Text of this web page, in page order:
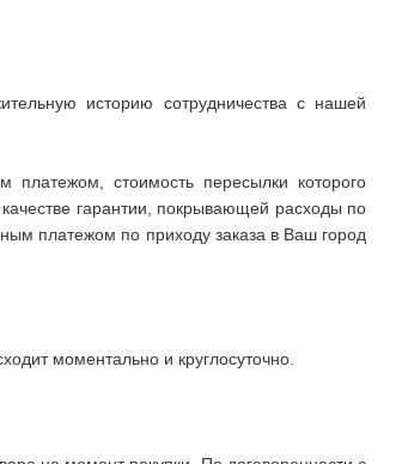
историю сотрудничества с нашей
стоимость пересылки которого
гарантии, покрывающей расходы по
платежом по приходу заказа в Ваш город
моментально и круглосуточно.